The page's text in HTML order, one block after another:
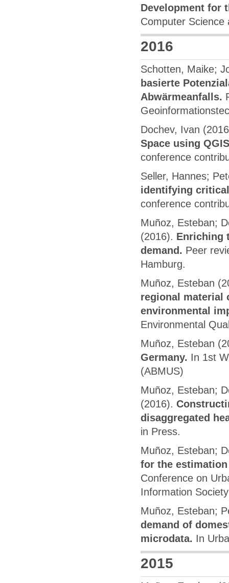
Development for
Computer
2016
Schotten, Maike;
basierte
Abwärmeanfalls.
Dochev, Ivan
Space using
conference
Seller, Hannes;
identifying
conference
Muñoz, Esteban;
(2016). Enriching
demand. Peer
Hamburg.
Muñoz, Esteban
regional material
environmental
Environmental
Muñoz, Esteban
Germany. In 1st
(ABMUS)
Muñoz, Esteban;
(2016).
disaggregated
in Press.
Muñoz, Esteban;
for the
Conference on
Information
Muñoz, Esteban;
demand of
microdata. In
2015